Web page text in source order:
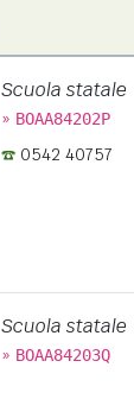
Scuola statale
» BOAA84202P
0542 40757
Scuola statale
» BOAA84203Q